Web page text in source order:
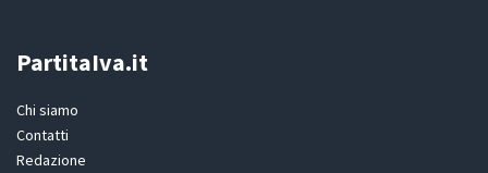
PartitaIva.it
Chi siamo
Contatti
Redazione